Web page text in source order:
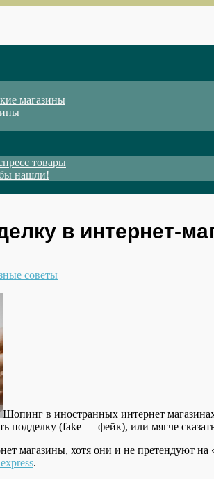
магазины
товары
нашли!
в интернет-
советы
Шопинг в иностранных интернет
подделку (fake — фейк), или мягче
магазины, хотя они и не претендуют
.